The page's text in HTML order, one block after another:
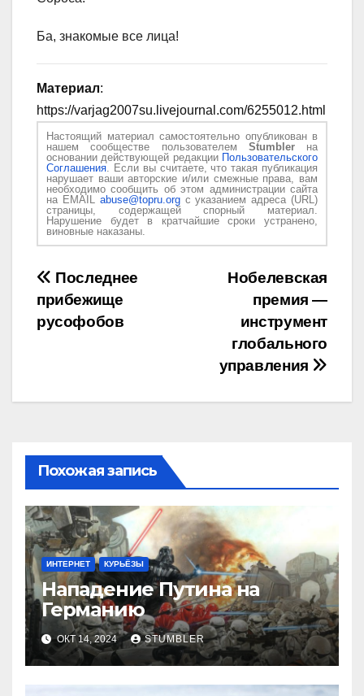
Ба, знакомые все лица!
Материал:
https://varjag2007su.livejournal.com/6255012.html
Настоящий материал самостоятельно опубликован в
нашем сообществе пользователем Stumblerна
основании действующей редакции Пользовательского
Соглашения . Если вы считаете, что такая публикация
нарушает ваши авторские и/или смежные права, вам
необходимо сообщить об этом администрации сайта
на EMAIL abuse@topru.orgс указанием адреса (URL)
страницы, содержащей спорный материал.
Нарушение будет в кратчайшие сроки устранено,
виновные наказаны.
Навигация
по
Нобелевская
премия —
инструмент
глобального
управления
Последнее
прибежище
русофобов
Похожая запись
ИНТЕРНЕТ КУРЬЁЗЫ
Нападение Путина на
Германию
ОКТ 14, 2024 STUMBLER